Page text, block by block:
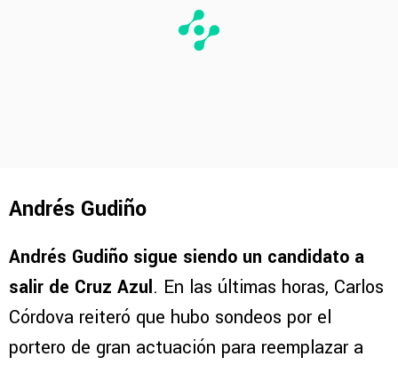
Andrés Gudiño
Andrés Gudiño sigue siendo un candidato a
salir de Cruz Azul. En las últimas horas, Carlos
Córdova reiteró que hubo sondeos por el
portero de gran actuación para reemplazar a